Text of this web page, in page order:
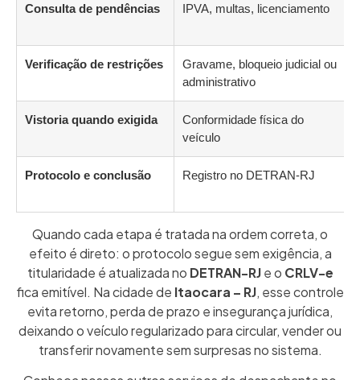
Consulta de pendências IPVA, multas, licenciamento
Verificação de restrições
Gravame, bloqueio judicial ou
administrativo
Vistoria quando exigida
Conformidade física do
veículo
Protocolo e conclusão Registro no DETRAN-RJ
Quando cada etapa é tratada na ordem correta, o
efeito é direto: o protocolo segue sem exigência, a
titularidade é atualizada no DETRAN-RJe o CRLV-e
fica emitível. Na cidade de Itaocara – RJ, esse controle
evita retorno, perda de prazo e insegurança jurídica,
deixando o veículo regularizado para circular, vender ou
transferir novamente sem surpresas no sistema.